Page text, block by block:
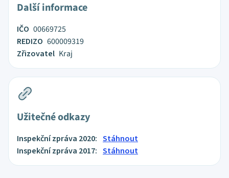
Další informace
IČO 00669725
REDIZO 600009319
Zřizovatel Kraj
Užitečné odkazy
Inspekční zpráva 2020: Stáhnout
Inspekční zpráva 2017: Stáhnout